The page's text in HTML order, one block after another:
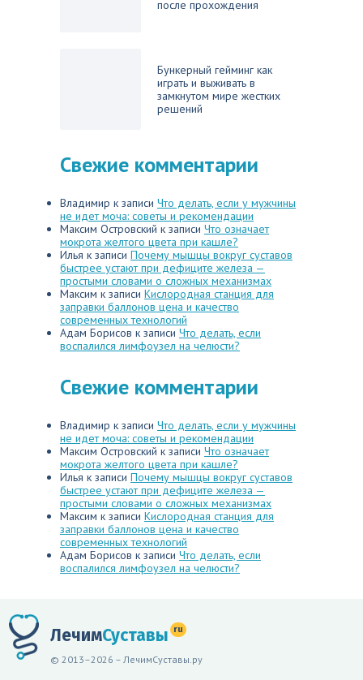
после прохождения
Бункерный гейминг как
играть и выживать в
замкнутом мире жестких
решений
Свежие комментарии
Владимир к записи Что делать, если у мужчины
не идет моча: советы и рекомендации
Максим Островский к записи Что означает
мокрота желтого цвета при кашле?
Илья к записи Почему мышцы вокруг суставов
быстрее устают при дефиците железа —
простыми словами о сложных механизмах
Максим к записи Кислородная станция для
заправки баллонов цена и качество
современных технологий
Адам Борисов к записи Что делать, если
воспалился лимфоузел на челюсти?
Свежие комментарии
Владимир к записи Что делать, если у мужчины
не идет моча: советы и рекомендации
Максим Островский к записи Что означает
мокрота желтого цвета при кашле?
Илья к записи Почему мышцы вокруг суставов
быстрее устают при дефиците железа —
простыми словами о сложных механизмах
Максим к записи Кислородная станция для
заправки баллонов цена и качество
современных технологий
Адам Борисов к записи Что делать, если
воспалился лимфоузел на челюсти?
ЛечимСуставы ru
© 2013–2026 – ЛечимСуставы.ру